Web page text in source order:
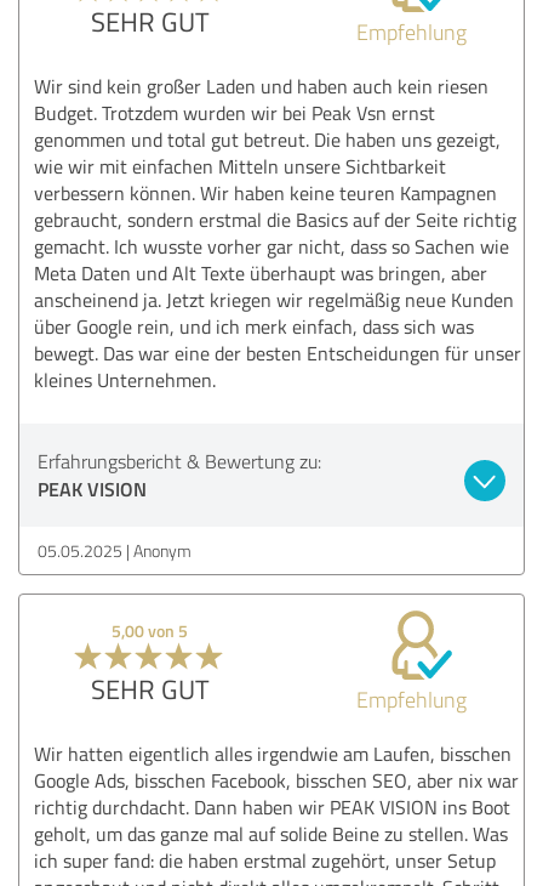
SEHR GUT Empfehlung
Wir sind kein großer Laden und haben auch kein riesen
Budget. Trotzdem wurden wir bei Peak Vsn ernst
genommen und total gut betreut. Die haben uns gezeigt,
wie wir mit einfachen Mitteln unsere Sichtbarkeit
verbessern können. Wir haben keine teuren Kampagnen
gebraucht, sondern erstmal die Basics auf der Seite richtig
gemacht. Ich wusste vorher gar nicht, dass so Sachen wie
Meta Daten und Alt Texte überhaupt was bringen, aber
anscheinend ja. Jetzt kriegen wir regelmäßig neue Kunden
über Google rein, und ich merk einfach, dass sich was
bewegt. Das war eine der besten Entscheidungen für unser
kleines Unternehmen.
Erfahrungsbericht & Bewertung zu:
PEAK VISION
05.05.2025 Anonym
5,00 von 5
SEHR GUT Empfehlung
Wir hatten eigentlich alles irgendwie am Laufen, bisschen
Google Ads, bisschen Facebook, bisschen SEO, aber nix war
richtig durchdacht. Dann haben wir PEAK VISION ins Boot
geholt, um das ganze mal auf solide Beine zu stellen. Was
ich super fand: die haben erstmal zugehört, unser Setup